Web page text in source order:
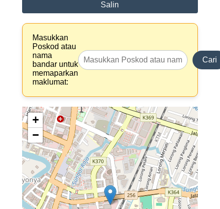
Salin
Masukkan
Poskod atau
nama
bandar untuk
memaparkan
maklumat:
Cari
+
−